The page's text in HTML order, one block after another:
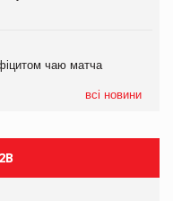
чаю матча
всі новини
про асортимент,
півріччі